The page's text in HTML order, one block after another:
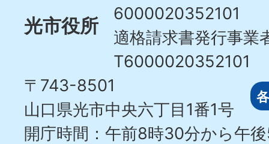
光市役所
6000020352101
適格請求書発行事業
T6000020352101
〒743-8501
山口県光市中央六丁目1番1号
開庁時間：午前8時30分から午